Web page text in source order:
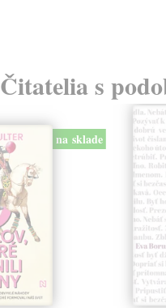
Čitatelia s
na sklade